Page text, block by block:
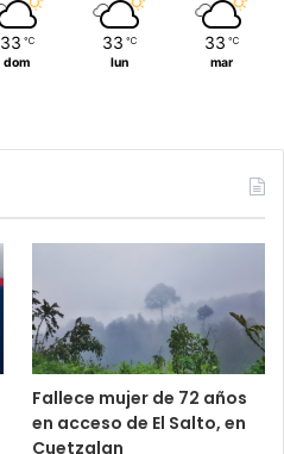
33 ℃
dom
33 ℃
lun
33 ℃
mar
Fallece mujer de 72 años
en acceso de El Salto, en
Cuetzalan